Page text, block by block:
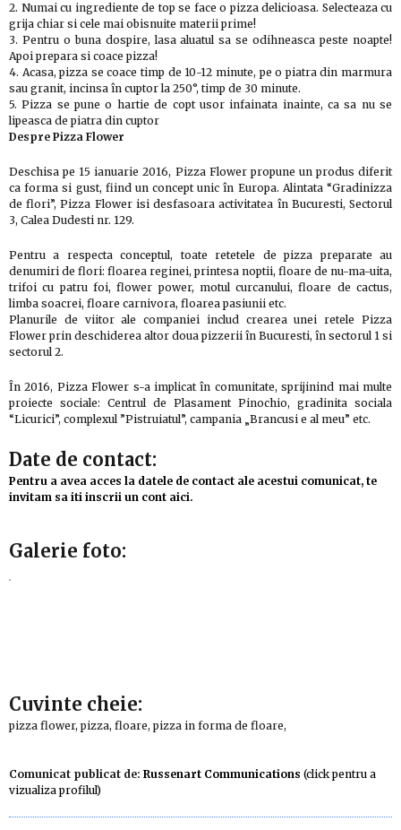
2. Numai cu ingrediente de top se face o pizza delicioasa. Selecteaza cu
grija chiar si cele mai obisnuite materii prime!
3. Pentru o buna dospire, lasa aluatul sa se odihneasca peste noapte!
Apoi prepara si coace pizza!
4. Acasa, pizza se coace timp de 10-12 minute, pe o piatra din marmura
sau granit, incinsa în cuptor la 250°, timp de 30 minute.
5. Pizza se pune o hartie de copt usor infainata inainte, ca sa nu se
lipeasca de piatra din cuptor
Despre Pizza Flower
Deschisa pe 15 ianuarie 2016, Pizza Flower propune un produs diferit
ca forma si gust, fiind un concept unic în Europa. Alintata “Gradinizza
de flori”, Pizza Flower isi desfasoara activitatea în Bucuresti, Sectorul
3, Calea Dudesti nr. 129.
Pentru a respecta conceptul, toate retetele de pizza preparate au
denumiri de flori: floarea reginei, printesa noptii, floare de nu-ma-uita,
trifoi cu patru foi, flower power, motul curcanului, floare de cactus,
limba soacrei, floare carnivora, floarea pasiunii etc.
Planurile de viitor ale companiei includ crearea unei retele Pizza
Flower prin deschiderea altor doua pizzerii în Bucuresti, în sectorul 1 si
sectorul 2.
În 2016, Pizza Flower s-a implicat în comunitate, sprijinind mai multe
proiecte sociale: Centrul de Plasament Pinochio, gradinita sociala
“Licurici”, complexul ”Pistruiatul”, campania „Brancusi e al meu” etc.
Date de contact:
Pentru a avea acces la datele de contact ale acestui comunicat, te
invitam sa iti inscrii un cont aici.
Galerie foto:
Cuvinte cheie:
pizza flower, pizza, floare, pizza in forma de floare,
Comunicat publicat de: Russenart Communications (click pentru a
vizualiza profilul)